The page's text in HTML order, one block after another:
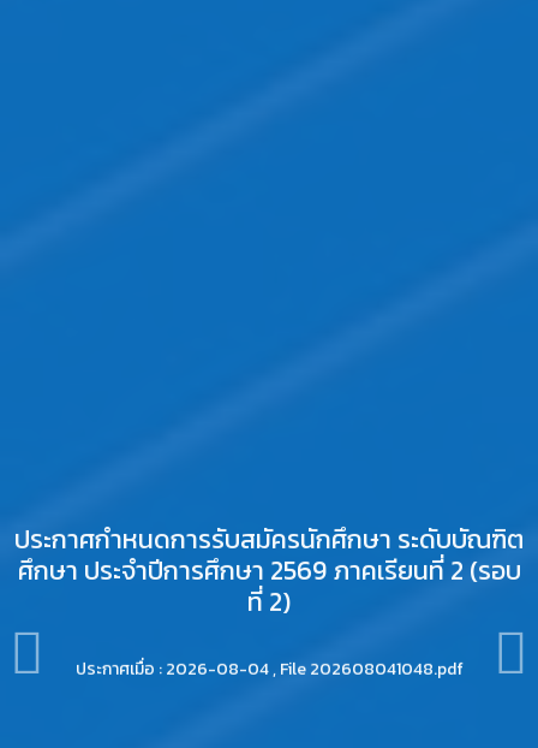
ประกาศกำหนดการรับสมัครนักศึกษา ระดับบัณฑิต
ศึกษา ประจำปีการศึกษา 2569 ภาคเรียนที่ 2 (รอบ
ที่ 2)
ประกาศเมื่อ : 2026-08-04 , File 202608041048.pdf